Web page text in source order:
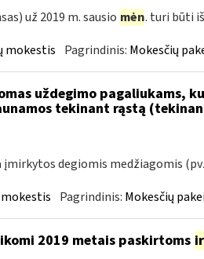
už 2019 m. sausio mėn. turi būti
mokestis Pagrindinis: Mokesčių
uždegimo pagaliukams,
tekinant rąstą
degiomis medžiagomis
Pagrindinis: Mokesčių
2019 metais paskirtoms ir